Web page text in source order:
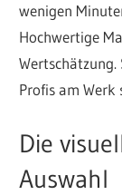
wenigen
Hochwertige
Wertschätzung.
Profis am Werk
Die
Auswahl